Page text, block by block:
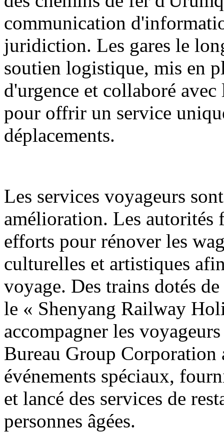
communication
juridiction. Les gares le
soutien logistique, mis en
d'urgence et collaboré
pour offrir un service
déplacements.
Les services voyageurs
amélioration. Les
efforts pour rénover les
culturelles et artistiques
voyage. Des trains dotés
le « Shenyang Railway
accompagner les
Bureau Group Corporation
événements spéciaux,
et lancé des services de
personnes âgées.